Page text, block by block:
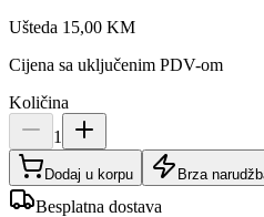
Ušteda 15,00 KM
Cijena sa uključenim PDV-om
Količina
1
Dodaj u korpu Brza
Besplatna dostava